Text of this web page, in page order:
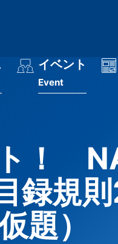
イベント
Event
ト！
仮題）